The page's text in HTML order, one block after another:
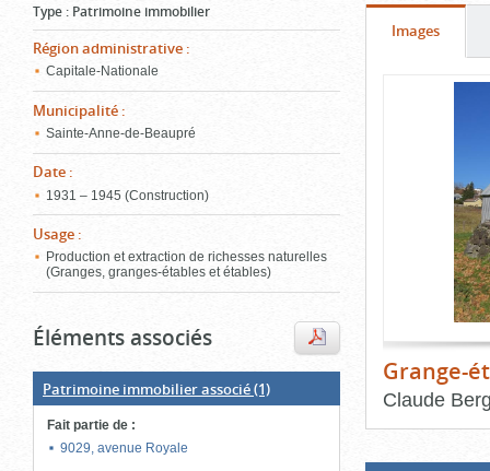
Type : Patrimoine immobilier
Région administrative :
Capitale-Nationale
Municipalité :
Sainte-Anne-de-Beaupré
Date :
1931 – 1945 (Construction)
Usage :
Production et extraction de richesses naturelles
(Granges, granges-étables et étables)
Éléments associés
Patrimoine immobilier associé(1)
Fait partie de :
9029, avenue Royale
Onglet
Images(cliquer
pour
Contenu
Grange-
Claude
bloc